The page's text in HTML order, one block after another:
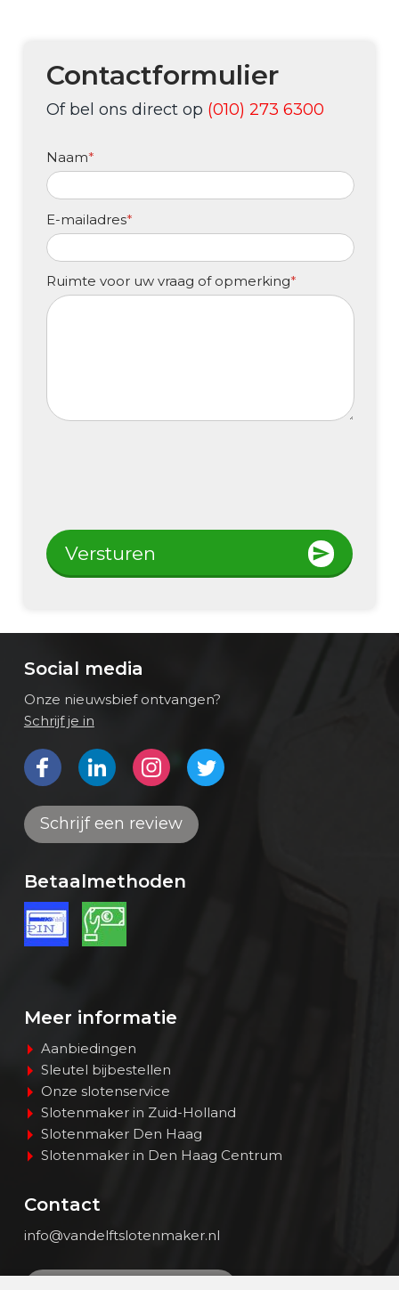
Contactformulier
Of bel ons direct op (010) 273 6300
Naam*
E-mailadres*
Ruimte voor uw vraag of opmerking*
Versturen
Social media
Onze nieuwsbief ontvangen?
Schrijf je in
Bekijk ons op FacebookBekijk ons op LinkedInBekijk ons op InstagramBekijk ons op Twitter
Schrijf een review
Betaalmethoden
Meer informatie
Aanbiedingen
Sleutel bijbestellen
Onze slotenservice
Slotenmaker in Zuid-Holland
Slotenmaker Den Haag
Slotenmaker in Den Haag Centrum
Contact
info@vandelftslotenmaker.nl